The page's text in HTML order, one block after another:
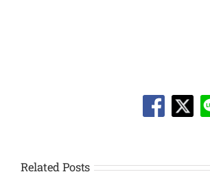
Related Posts